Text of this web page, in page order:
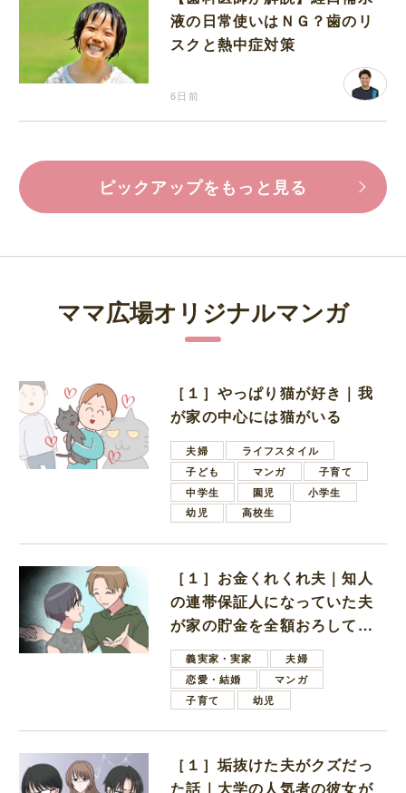
液の日常使いはＮＧ？歯のリ
スクと熱中症対策
6日前
ピックアップをもっと見る
ママ広場オリジナルマンガ
［１］やっぱり猫が好き｜我
が家の中心には猫がいる
夫婦
ライフスタイル
子ども
マンガ
子育て
中学生
園児
小学生
幼児
高校生
［１］お金くれくれ夫｜知人
の連帯保証人になっていた夫
が家の貯金を全額おろしてほ
しいと言ってきた
義実家・実家
夫婦
恋愛・結婚
マンガ
子育て
幼児
［１］垢抜けた夫がクズだっ
た話｜大学の人気者の彼女が